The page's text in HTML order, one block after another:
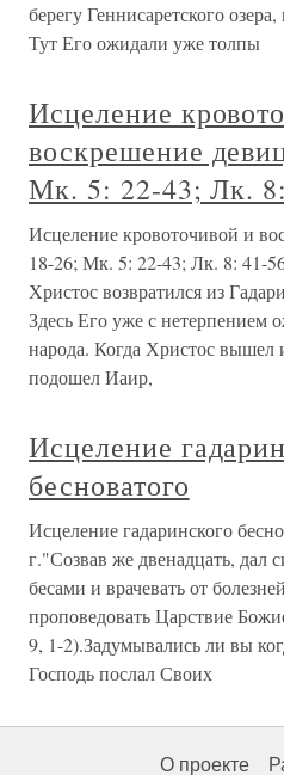
берегу Геннисаретского
Тут Его ожидали уже толпы
Исцеление
воскрешение
Мк. 5: 22-43; Лк.
Исцеление кровоточивой и
18-26; Мк. 5: 22-43; Лк. 8: 41-
Христос возвратился из
Здесь Его уже с нетерпением
народа. Когда Христос вышел
подошел Иаир,
Исцеление
бесноватого
Исцеление гадаринского
г."Созвав же двенадцать, дал
бесами и врачевать от
проповедовать Царствие
9, 1-2).Задумывались ли вы
Господь послал Своих
О проекте